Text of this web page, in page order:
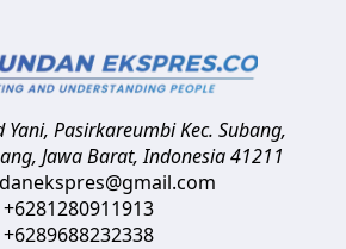
Yani, Pasirkareumbi Kec. Subang,
Jawa Barat,Indonesia41211
+6281280911913
+6289688232338